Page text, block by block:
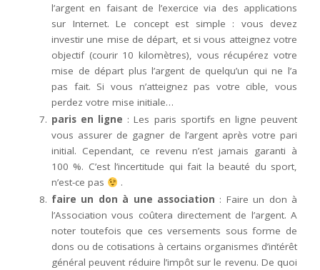
l’argent en faisant de l’exercice via des applications
sur Internet. Le concept est simple : vous devez
investir une mise de départ, et si vous atteignez votre
objectif (courir 10 kilomètres), vous récupérez votre
mise de départ plus l’argent de quelqu’un qui ne l’a
pas fait. Si vous n’atteignez pas votre cible, vous
perdez votre mise initiale…
paris en ligne : Les paris sportifs en ligne peuvent
vous assurer de gagner de l’argent après votre pari
initial. Cependant, ce revenu n’est jamais garanti à
100 %. C’est l’incertitude qui fait la beauté du sport,
n’est-ce pas
.
faire un don à une association : Faire un don à
l’Association vous coûtera directement de l’argent. A
noter toutefois que ces versements sous forme de
dons ou de cotisations à certains organismes d’intérêt
général peuvent réduire l’impôt sur le revenu. De quoi